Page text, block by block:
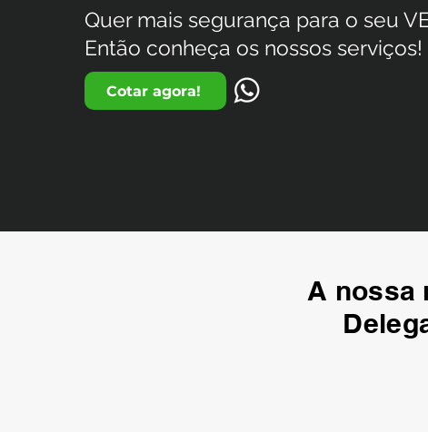
Quer mais segurança para o seu
Então conheça os nossos serviços!
Cotar agora!
A nossa